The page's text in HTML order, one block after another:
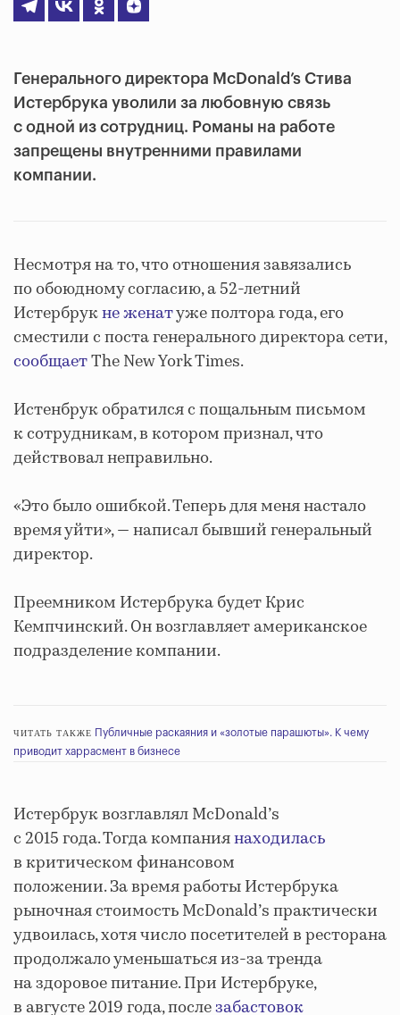
Генерального директора McDonald’s Стива
Истербрука уволили за любовную связь
с одной из сотрудниц. Романы на работе
запрещены внутренними правилами
компании.
Несмотря на то, что отношения завязались
по обоюдному согласию, а 52-летний
Истербрукне женатуже полтора года, его
сместили с поста генерального директора сети,
сообщаетThe New York Times.
Истенбрук обратился с пощальным письмом
к сотрудникам, в котором признал, что
действовал неправильно.
«Это было ошибкой. Теперь для меня настало
время уйти», — написал бывший генеральный
директор.
Преемником Истербрука будет Крис
Кемпчинский. Он возглавляет американское
подразделение компании.
ЧИТАТЬ ТАКЖЕ Публичные раскаяния и «золотые парашюты». К чему
приводит харрасмент в бизнесе
Истербрук возглавлял McDonald’s
с 2015 года. Тогда компаниянаходилась
в критическом финансовом
положении. За время работы Истербрука
рыночная стоимость McDonald’s практически
удвоилась, хотя число посетителей в ресторана
продолжало уменьшаться из-за тренда
на здоровое питание. При Истербруке,
в августе 2019 года, послезабастовок